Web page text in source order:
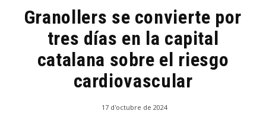
Granollers se convierte por
tres días en la capital
catalana sobre el riesgo
cardiovascular
17 d'octubre de 2024